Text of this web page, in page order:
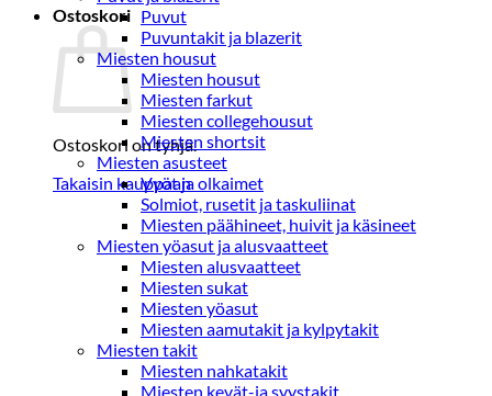
Ostoskori
Ostoskori on tyhjä.
Takaisin kauppaan
Puvut
Puvuntakit ja blazerit
Miesten housut
Miesten housut
Miesten farkut
Miesten collegehousut
Miesten shortsit
Miesten asusteet
Vyöt ja olkaimet
Solmiot, rusetit ja taskuliinat
Miesten päähineet, huivit ja käsineet
Miesten yöasut ja alusvaatteet
Miesten alusvaatteet
Miesten sukat
Miesten yöasut
Miesten aamutakit ja kylpytakit
Miesten takit
Miesten nahkatakit
Miesten kevät-ja syystakit